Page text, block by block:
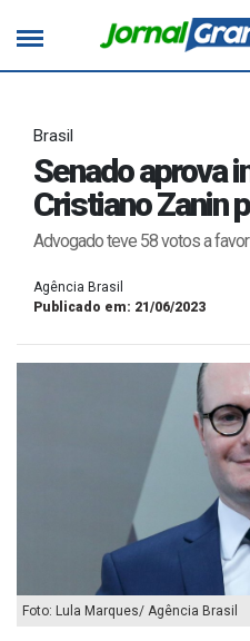
Brasil
Senado aprova
Cristiano Zanin
Advogado teve 58 votos a
Agência Brasil
Publicado em: 21/06/2023
Foto: Lula Marques/ Agência Brasil